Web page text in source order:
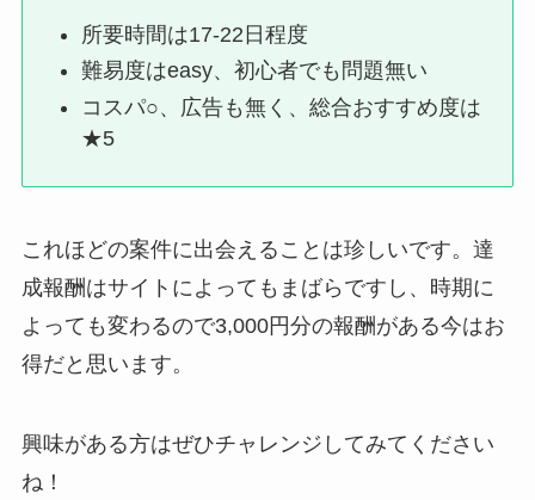
所要時間は17-22日程度
難易度はeasy、初心者でも問題無い
コスパ○、広告も無く、総合おすすめ度は
★5
これほどの案件に出会えることは珍しいです。達
成報酬はサイトによってもまばらですし、時期に
よっても変わるので3,000円分の報酬がある今はお
得だと思います。
興味がある方はぜひチャレンジしてみてください
ね！